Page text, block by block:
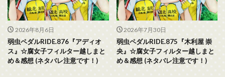
2026年8月6日
弱虫ペダルRIDE.876『アディオ
ス』☆腐女子フィルター越しまと
め＆感想 (ネタバレ注意です！)
2026年7月30日
弱虫ペダルRIDE.875『木利屋 崇
央』☆腐女子フィルター越しまと
め＆感想 (ネタバレ注意です！)